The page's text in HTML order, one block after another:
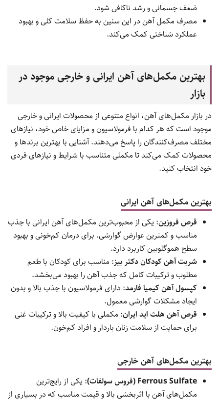
اهمیت مصرف آهن در دوران بارداری و شیردهی
نیاز بدن مادر باردار به آهن به دلیل تشکیل خون بیشتر و رشد
کمبود آهن در این دوران می‌تواند منجر به زایمان زودرس، کاهش
وزن نوزاد و مشکلات سلامتی برای مادر شود.
در دوران شیردهی نیز تأمین آهن کافی برای حفظ سلامت مادر و
اهمیت آهن در رشد و سلامت کودکان و نوجوانان
کودکان و نوجوانان به آهن کافی برای رشد سریع، تکامل مغز، و
افزایش تمرکز نیاز دارند.
ضعف جسمانی و رشد ناکافی شود.
مصرف مکمل آهن در این سنین به حفظ سلامت کلی و بهبود
عملکرد شناختی کمک می‌کند.
بهترین مکمل‌های آهن ایرانی و خارجی موجود در
بازار
در بازار مکمل‌های آهن، انواع متنوعی از محصولات ایرانی و خارجی
موجود است که هر کدام با فرمولاسیون و مزایای خاص خود، نیازهای
مختلف مصرف‌کنندگان را پاسخ می‌دهند. آشنایی با بهترین برندها و
خود انتخاب کنید.
بهترین مکمل‌های آهن ایرانی